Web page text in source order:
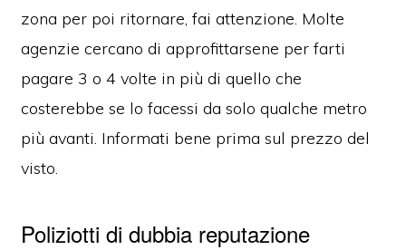
zona per poi ritornare, fai attenzione. Molte
agenzie cercano di approfittarsene per farti
pagare 3 o 4 volte in più di quello che
costerebbe se lo facessi da solo qualche metro
più avanti. Informati bene prima sul prezzo del
visto.
Poliziotti di dubbia reputazione